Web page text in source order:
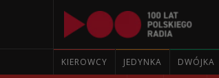
KIEROWCY JEDYNKA DWÓJKA